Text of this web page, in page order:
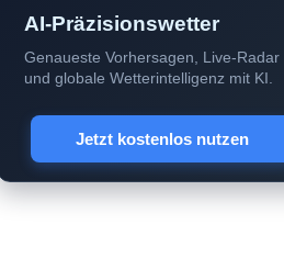
AI-Präzisionswetter
Genaueste Vorhersagen, Live-Radar
und globale Wetterintelligenz mit KI.
Jetzt kostenlos nutzen